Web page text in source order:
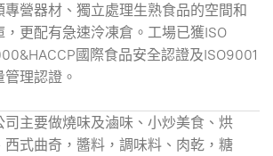
專營器材、獨立處理生熟食品的空間和
，更配有急速泠凍倉。工場已獲ISO
國際食品安全認證及ISO9001
管理認證。
司主要做燒味及滷味、小炒美食、烘
西式曲奇，醬料，調味料、肉乾，糖